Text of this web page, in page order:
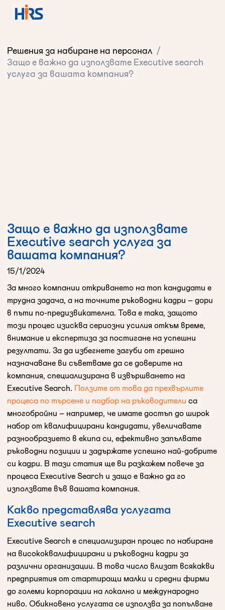
Решения за набиране на персонал /
Защо е важно да използвате Executive search
услуга за вашата компания?
Защо е важно да използвате
Executive search услуга за
вашата компания?
15/1/2024
За много компании откриването на топ кандидати е
трудна задача, а на точните ръководни кадри – дори
в пъти по-предизвикателна. Това е така, защото
този процес изисква сериозни усилия откъм време,
внимание и експертиза за постигане на успешни
резултати. За да избегнете загуби от грешно
назначаване ви съветваме да се доверите на
компания, специализирана в извършването на
Executive Search. Ползите от това да прехвърлите
процеса по търсене и подбор на ръководители са
многобройни – например, че имате достъп до широк
набор от квалифицирани кандидати, увеличавате
разнообразието в екипа си, ефективно запълвате
ръководни позиции и задържате успешно най-добрите
си кадри. В тази статия ще ви разкажем повече за
процеса Executive Search и защо е важно да го
използвате във вашата компания.
Какво представлява услугата
Executive search
Executive Search е специализиран процес по набиране
на висококвалифицирани и ръководни кадри за
различни организации. В това число влизат всякакви
предприятия от стартиращи малки и средни фирми
до големи корпорации на локално и международно
ниво. Обикновено услугата се използва за попълване